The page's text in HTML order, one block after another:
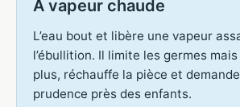
À vapeur chaude
L’eau bout et libère une vapeur
l’ébullition. Il limite les germes
plus, réchauffe la pièce et
prudence près des enfants.